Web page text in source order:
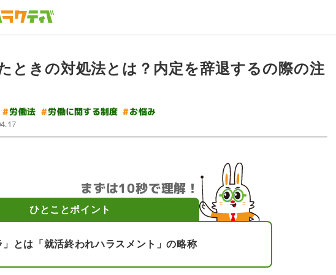
ときの対処法とは？内定を辞退するの際の注
#労働法 #労働に関する制度 #お悩み
まずは10秒で理解！
ひとことポイント
」とは「就活終われハラスメント」の略称